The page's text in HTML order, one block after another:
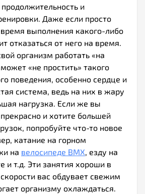
и
Даже если просто
выполнения какого-либо
отказаться от него на время.
организм работать «на
«не простить» такого
поведения, особенно сердце и
система, ведь на них в жару
нагрузка. Если же вы
и хотите большей
попробуйте что-то новое
катание на горном
на велосипеде BMX, езду на
и т.д. Эти занятия хороши в
вас обдувает свежим
организму охлаждаться.